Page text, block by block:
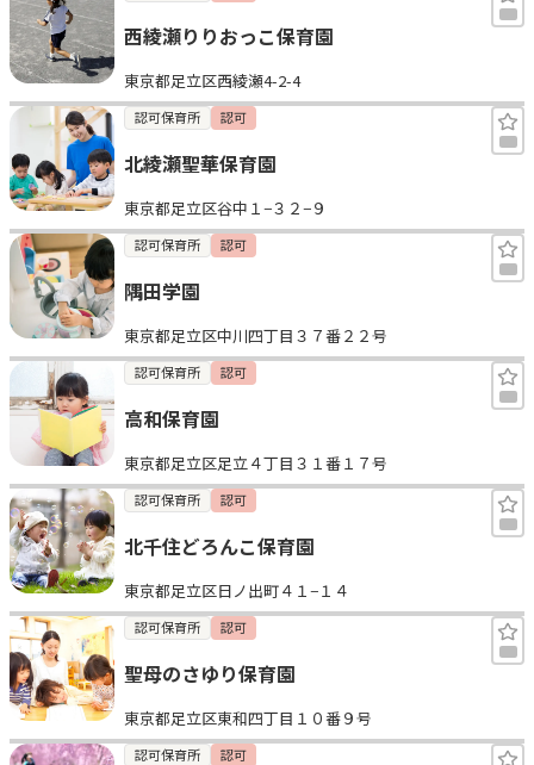
エンクルの特徴と活用方法
コラム
お知らせ
西綾瀬りりおっこ保育園
東京都足立区西綾瀬4-2-4
認可保育所 認可
北綾瀬聖華保育園
東京都足立区谷中１−３２−９
認可保育所 認可
隅田学園
東京都足立区中川四丁目３７番２２号
認可保育所 認可
高和保育園
東京都足立区足立４丁目３１番１７号
認可保育所 認可
北千住どろんこ保育園
東京都足立区日ノ出町４１−１４
認可保育所 認可
聖母のさゆり保育園
東京都足立区東和四丁目１０番９号
認可保育所 認可